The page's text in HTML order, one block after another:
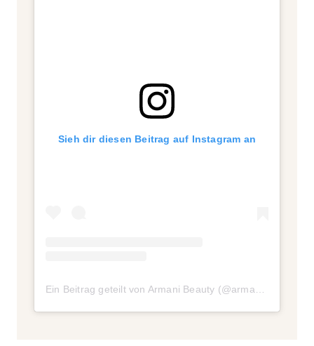
Sieh dir diesen Beitrag auf Instagram an